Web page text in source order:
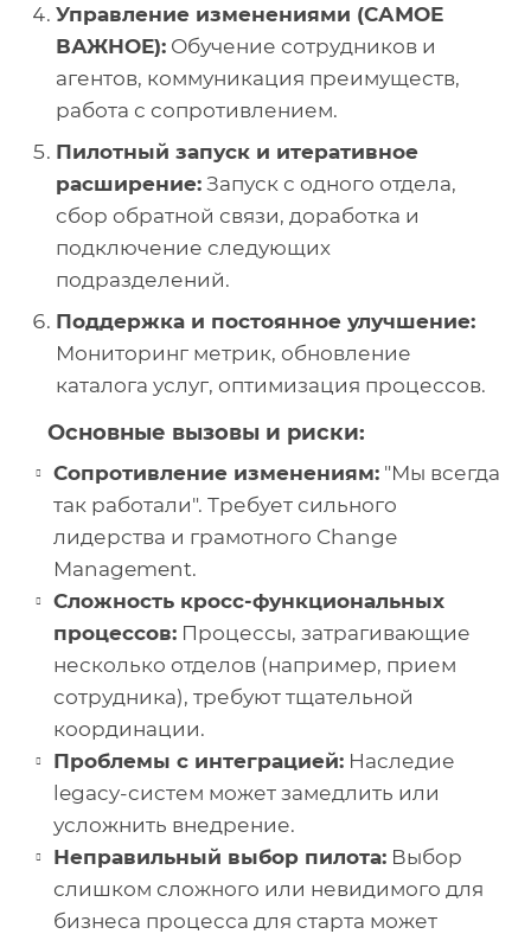
Управление изменениями (САМОЕ
ВАЖНОЕ): Обучение сотрудников и
агентов, коммуникация преимуществ,
работа с сопротивлением.
Пилотный запуск и итеративное
расширение: Запуск с одного отдела,
сбор обратной связи, доработка и
подключение следующих
подразделений.
Поддержка и постоянное улучшение:
Мониторинг метрик, обновление
каталога услуг, оптимизация процессов.
Основные вызовы и риски:
Сопротивление изменениям: "Мы всегда
так работали". Требует сильного
лидерства и грамотного Change
Management.
Сложность кросс-функциональных
процессов: Процессы, затрагивающие
несколько отделов (например, прием
сотрудника), требуют тщательной
координации.
Проблемы с интеграцией: Наследие
legacy-систем может замедлить или
усложнить внедрение.
Неправильный выбор пилота: Выбор
слишком сложного или невидимого для
бизнеса процесса для старта может